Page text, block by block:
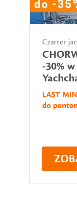
Czarter
-30%
LAST
do